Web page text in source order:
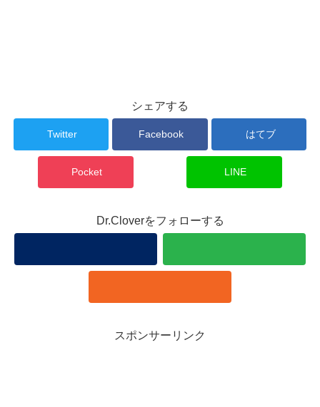
シェアする
Twitter Facebook はてブ
Pocket LINE
Dr.Cloverをフォローする
スポンサーリンク